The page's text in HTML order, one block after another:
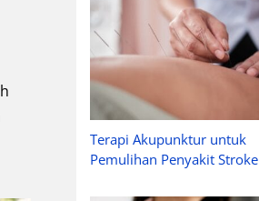
Terapi Akupunktur untuk
Pemulihan Penyakit Stroke